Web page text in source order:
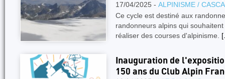
17/04/2025 - ALPINISME /
Ce cycle est destiné aux
randonneurs alpins qui
réaliser des courses d'alpinisme.
Inauguration de
150 ans du Club Alpin